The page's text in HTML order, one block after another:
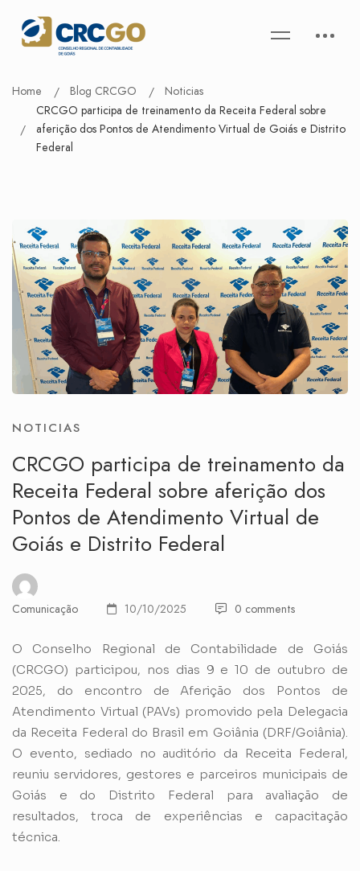
Home Blog CRCGO
Noticias
CRCGO participa de treinamento da Receita Federal sobre
aferição dos Pontos de Atendimento Virtual de Goiás e Distrito
Federal
NOTICIAS
CRCGO participa de treinamento da
Receita Federal sobre aferição dos
Pontos de Atendimento Virtual de
Goiás e Distrito Federal
Comunicação 10/10/2025 0 comments
O Conselho Regional de Contabilidade de Goiás
(CRCGO) participou, nos dias 9 e 10 de outubro de
2025, do encontro de Aferição dos Pontos de
Atendimento Virtual (PAVs) promovido pela Delegacia
da Receita Federal do Brasil em Goiânia (DRF/Goiânia).
O evento, sediado no auditório da Receita Federal,
reuniu servidores, gestores e parceiros municipais de
Goiás e do Distrito Federal para avaliação de
resultados, troca de experiências e capacitação
técnica.